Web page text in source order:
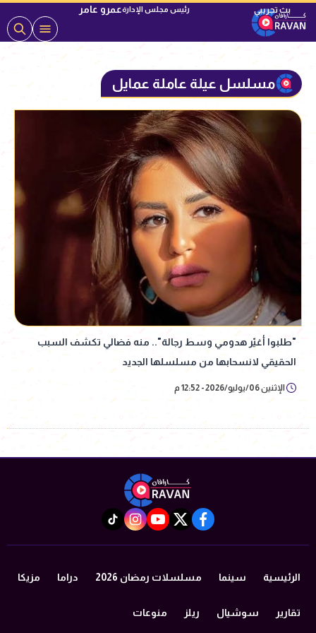
رئيس مجلس الإدارةعمرو عامر
مسلسل عيلة عاملة عمايل
"طلبوا أغيّر هدومي وسط رجالة".. منه فضالي تكشف السبب
الحقيقي لانسحابها من مسلسلها الجديد
الإثنين 06/يوليو/2026 - 12:52 م
facebook
twitter
youtube
instagram
tiktok
الرئيسية سينما مسلسلات رمضان 2026 دراما مزيكا
تقارير سوشيال ريلز منوعات